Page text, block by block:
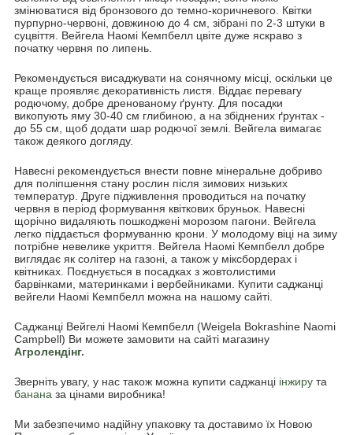
змінюватися від бронзового до темно-коричневого. Квітки
пурпурно-червоні, довжиною до 4 см, зібрані по 2-3 штуки в
суцвіття. Вейгела Наомі Кемпбелл цвіте дуже яскраво з
початку червня по липень.
Рекомендується висаджувати на сонячному місці, оскільки це
краще проявляє декоративність листя. Віддає перевагу
родючому, добре дренованому ґрунту. Для посадки
викопують яму 30-40 см глибиною, а на збіднених ґрунтах -
до 55 см, щоб додати шар родючої землі. Вейгела вимагає
також деякого догляду.
Навесні рекомендується внести повне мінеральне добриво
для поліпшення стану рослин після зимових низьких
температур. Друге підживлення проводиться на початку
червня в період формування квіткових бруньок. Навесні
щорічно видаляють пошкоджені морозом пагони. Вейгела
легко піддається формуванню крони. У молодому віці на зиму
потрібне невелике укриття. Вейгела Наомі Кемпбелл добре
виглядає як солітер на газоні, а також у міксбордерах і
квітниках. Поєднується в посадках з жовтолистими
барвінками, материнками і вербейниками. Купити саджанці
вейгели Наомі Кемпбелл можна на нашому сайті.
Саджанці Вейгелі Наомі Кемпбелл (Weigela Bokrashine Naomi
Campbell) Ви можете замовити на сайті магазину
Агролендінг.
Зверніть увагу, у нас також можна купити саджанці інжиру та
банана за цінами виробника!
Ми забезпечимо надійну упаковку та доставимо їх Новою